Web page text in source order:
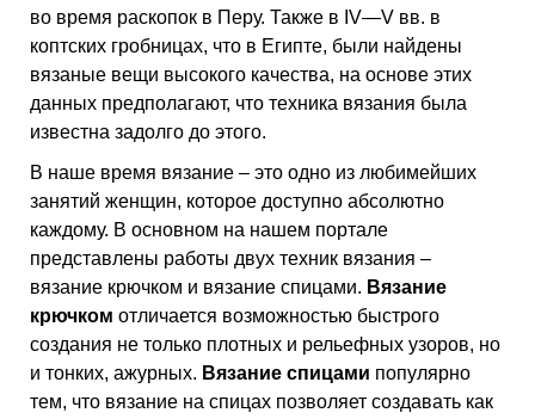
во время раскопок в Перу. Также в IV—V вв. в
коптских гробницах, что в Египте, были найдены
вязаные вещи высокого качества, на основе этих
данных предполагают, что техника вязания была
известна задолго до этого.
В наше время вязание – это одно из любимейших
занятий женщин, которое доступно абсолютно
каждому. В основном на нашем портале
представлены работы двух техник вязания –
вязание крючком и вязание спицами. Вязание
крючком отличается возможностью быстрого
создания не только плотных и рельефных узоров, но
и тонких, ажурных. Вязание спицами популярно
тем, что вязание на спицах позволяет создавать как